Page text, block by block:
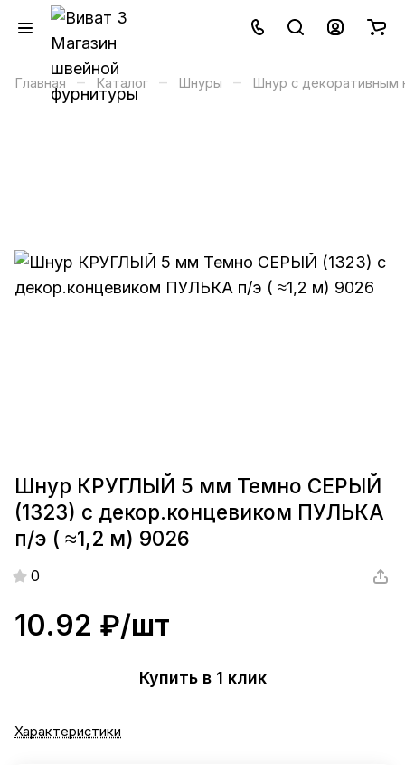
Главная – Каталог – Шнуры – Шнур с декоративным
Шнур КРУГЛЫЙ 5 мм Темно СЕРЫЙ
(1323) с декор.концевиком ПУЛЬКА
п/э ( ≈1,2 м) 9026
0
10.92 ₽/шт
Купить в 1 клик
Характеристики